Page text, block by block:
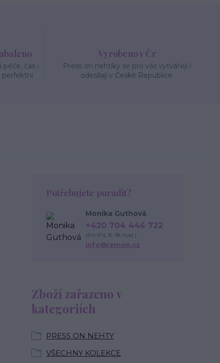
péče, čas i
perfektní.
Vyrobeno v Čr
Press on nehtíky se pro vás vytvářejí i
odesílají v České Republice.
Zboží zařazeno v
kategoriích
PRESS ON NEHTY
VŠECHNY KOLEKCE
Potřebujete poradit?
Monika Guthová
+420 704 446 722
(Po-Pá, 8-18 hod.)
info@remon.cz